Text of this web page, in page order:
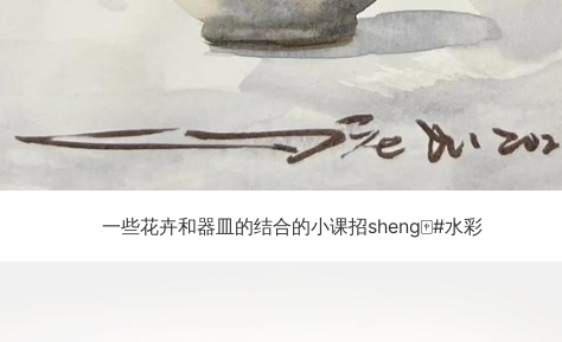
一些花卉和器皿的结合的小课招sheng🀄️#水彩